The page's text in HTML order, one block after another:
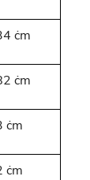
ċm
ċm
ċm
ċm